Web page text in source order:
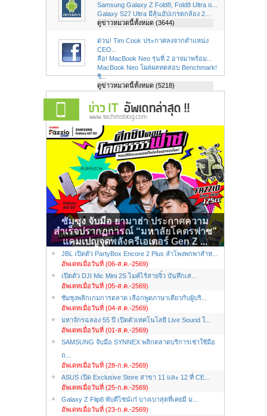
Samsung Galaxy Z Fold8, Fold8 Ultra แ...
Galaxy S27 Ultra มีลุ้นอัปเกรดกล้อง 2...
ดูข่าวหมวดนี้ทั้งหมด (3644)
ด่วน! Tim Cook ประกาศลงจากตำแหน่ง
CEO...
ลือ! MacBook Neo รุ่นที่ 2 อาจมาพร้อม...
MacBook Neo โผล่ผลทดสอบ Benchmark!
ชิ...
ดูข่าวหมวดนี้ทั้งหมด (5218)
ซัมซุง จับมือ ยามาฮ่า ประกาศความ
สำเร็จปรากฏการณ์ “มหาลัยโคตรฟาซ”
แคมเปญจุดพลังครีเอเตอร์ Gen Z ...
JBL เปิดตัว PartyBox Encore 2 Plus ลำโพงพกพาสำห...
อัพเดทเมื่อวันที่ (06-ส.ค.-2569)
เปิดตัว DJI Mic Mini 2S ไมค์ไร้สายจิ๋ว บันทึกเส...
อัพเดทเมื่อวันที่ (05-ส.ค.-2569)
ซัมซุงพลิกเกมการตลาด เลือกพูดภาษาเดียวกับผู้บริ...
อัพเดทเมื่อวันที่ (04-ส.ค.-2569)
มหาจักรฉลอง 55 ปี เปิดตัวเทคโนโลยี Live Sound ใ...
อัพเดทเมื่อวันที่ (01-ส.ค.-2569)
SAMSUNG จับมือ SYNNEX พลิกตลาดบริการเช่าใช้มือ
ถ...
อัพเดทเมื่อวันที่ (28-ก.ค.-2569)
ASUS เปิด Exclusive Store สาขา 11 และ 12 ที่ CE...
อัพเดทเมื่อวันที่ (25-ก.ค.-2569)
Galaxy Z Flip8 พับดีไซน์เก๋ บางเบาสุดที่เคยมี ม...
อัพเดทเมื่อวันที่ (23-ก.ค.-2569)